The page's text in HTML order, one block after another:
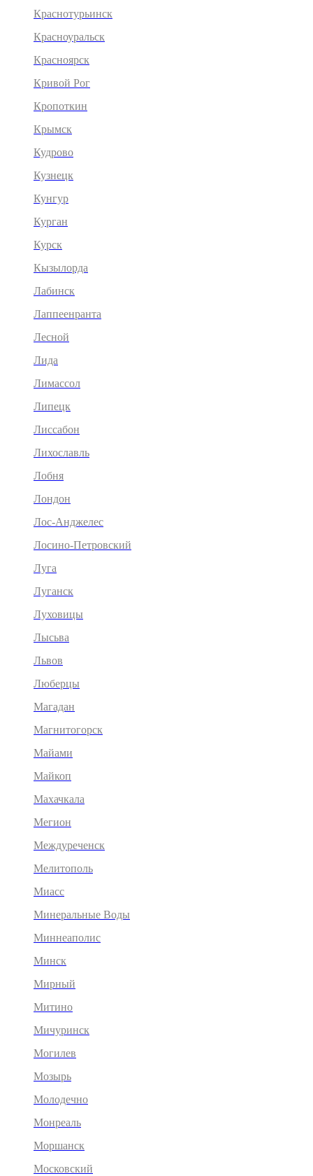
Краснотурьинск
Красноуральск
Красноярск
Кривой Рог
Кропоткин
Крымск
Кудрово
Кузнецк
Кунгур
Курган
Курск
Кызылорда
Лабинск
Лаппеенранта
Лесной
Лида
Лимассол
Липецк
Лиссабон
Лихославль
Лобня
Лондон
Лос-Анджелес
Лосино-Петровский
Луга
Луганск
Луховицы
Лысьва
Львов
Люберцы
Магадан
Магнитогорск
Майами
Майкоп
Махачкала
Мегион
Междуреченск
Мелитополь
Миасс
Минеральные Воды
Миннеаполис
Минск
Мирный
Митино
Мичуринск
Могилев
Мозырь
Молодечно
Монреаль
Моршанск
Московский